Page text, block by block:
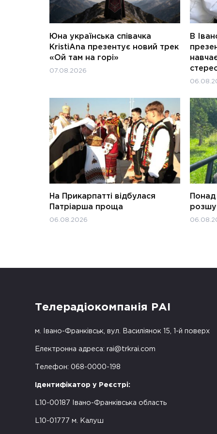
Юна українська співачка
KristiAna презентує новий трек
«Ой там на горі»
07.08.2026
В
На Прикарпатті відбулася
Патріарша проща
06.08.2026
Телерадіокомпанія РАІ
м. Івано-Франківськ, вул. Василіянок 15, 1-й поверх
Електронна адреса: rai@trkrai.com
Телефон: 068-0000-198
Ідентифікатор у Реєстрі:
L10-00187 Івано-Франківська область
L10-01777 м. Калуш